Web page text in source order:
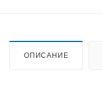
ОПИСАНИЕ